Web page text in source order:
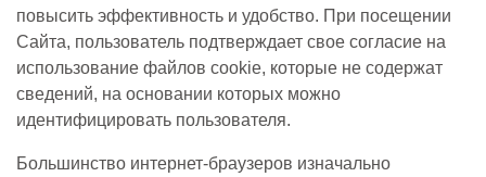
повысить эффективность и удобство. При посещении
Сайта, пользователь подтверждает свое согласие на
использование файлов cookie, которые не содержат
сведений, на основании которых можно
идентифицировать пользователя.
Большинство интернет-браузеров изначально